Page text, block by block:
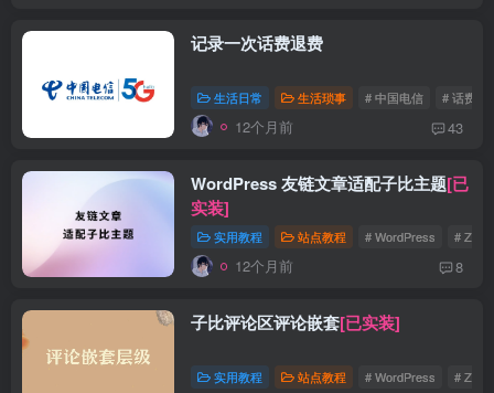
记录一次话费退费
生活日常 生活琐事 # 中国电信 # 话费
12个月前 43
WordPress 友链文章适配子比主题[已
实装]
实用教程 站点教程 # WordPress # Zibll
12个月前 8
子比评论区评论嵌套[已实装]
实用教程 站点教程 # WordPress # Zibll